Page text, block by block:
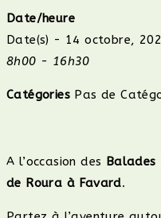
Date/heure
Date(s) - 14 octobre,
8h00 - 16h30
Catégories Pas de
A l’occasion des Balades
de Roura à Favard.